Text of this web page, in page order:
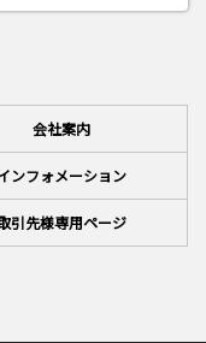
会社案内
ンフォメーション
引先様専用ページ